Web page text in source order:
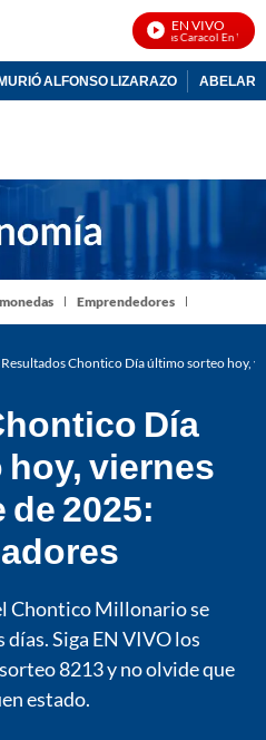
EN VIVO
Noticias Caracol En Vivo
ALFONSO LIZARAZO
Emprendedores
Resultados Chontico Día último sorteo hoy,
Día
viernes
de 2025:
Chontico Millonario se
días. Siga EN VIVO los
8213 y no olvide que
estado.